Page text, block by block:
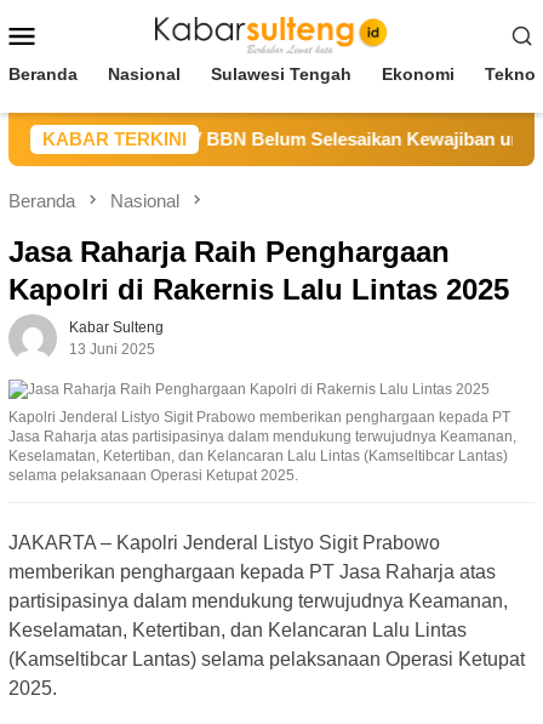
ke
Mobile
Beranda Nasional Sulawesi Tengah Ekonomi
KABAR TERKINI
Sebut CV BBN Belum Selesaikan Kewajiban untuk
Beranda Nasional
Jasa Raharja Raih Penghargaan
Kapolri di Rakernis Lalu Lintas 2025
Kabar Sulteng
13 Juni 2025
Kapolri Jenderal Listyo Sigit Prabowo memberikan penghargaan kepada PT
Jasa Raharja atas partisipasinya dalam mendukung terwujudnya Keamanan,
Keselamatan, Ketertiban, dan Kelancaran Lalu Lintas (Kamseltibcar Lantas)
selama pelaksanaan Operasi Ketupat 2025.
JAKARTA – Kapolri Jenderal Listyo Sigit Prabowo
memberikan penghargaan kepada PT Jasa Raharja atas
partisipasinya dalam mendukung terwujudnya Keamanan,
Keselamatan, Ketertiban, dan Kelancaran Lalu Lintas
(Kamseltibcar Lantas) selama pelaksanaan Operasi Ketupat
2025.